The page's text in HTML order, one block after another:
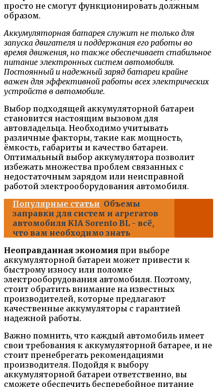
просто не смогут функционировать должным
образом.
Аккумуляторная батарея служит не только для
запуска двигателя и поддержания его работы во
время движения, но также обеспечивает стабильное
питание электронных систем автомобиля.
Постоянный и надежный заряд батареи крайне
важен для эффективной работы всех электрических
устройств в автомобиле.
Выбор подходящей аккумуляторной батареи
становится настоящим вызовом для
автовладельца. Необходимо учитывать
различные факторы, такие как мощность,
ёмкость, габариты и качество батареи.
Оптимальный выбор аккумулятора позволит
избежать множества проблем связанных с
недостаточным зарядом или неисправной
работой электрооборудования автомобиля.
Популярные статьи Объемы
заправки для систем и агрегатов
автомобиля KIA Sorento BL - всё,
что вам необходимо знать
Неоправданная экономия при выборе
аккумуляторной батареи может привести к
быстрому износу или поломке
электрооборудования автомобиля. Поэтому,
стоит обратить внимание на известных
производителей, которые предлагают
качественные аккумуляторы с гарантией
надежной работы.
Важно помнить, что каждый автомобиль имеет
свои требования к аккумуляторной батарее, и не
стоит пренебрегать рекомендациями
производителя. Подойдя к выбору
аккумуляторной батареи ответственно, вы
сможете обеспечить бесперебойное питание